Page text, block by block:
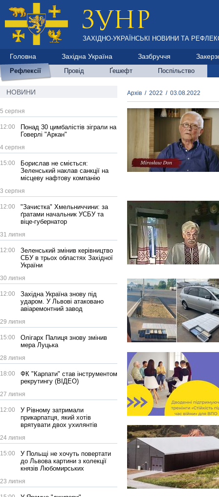
ЗАХІДНО-УКРАЇНСЬКІ НОВИНИ ТА
Головна Західна Україна Зазбруччя
Рефлексії Провід Ґешефт Поспільство
НОВИНИ
5 серпня
12:00
Понад 30 цимбалістів зіграли на
Говерлі "Аркан"
4 серпня
15:00
Борислав не сміється:
Зеленський наклав санкції на
місцеву нафтову компанію
3 серпня
12:00
"Зачистка" Хмельниччини: за
ґратами начальник УСБУ та
віце-губернатор
31 липня
12:00
Зеленський змінив керівництво
СБУ в трьох областях Західної
України
30 липня
12:00
Західна Україна знову під
ударом. У Львові атаковано
авіаремонтний завод
29 липня
15:00
Олігарх Палиця знову змінив
мера Луцька
28 липня
18:00
ФК "Карпати" став інструментом
рекрутингу (ВІДЕО)
27 липня
12:00
У Рівному затримали
прикарпатця, який хотів
врятувати двох ухилянтів
24 липня
15:00
У Польщі не хочуть повертати
до Львова картини з колекції
князів Любомирських
23 липня
Архів / 2022 / 03.08.2022